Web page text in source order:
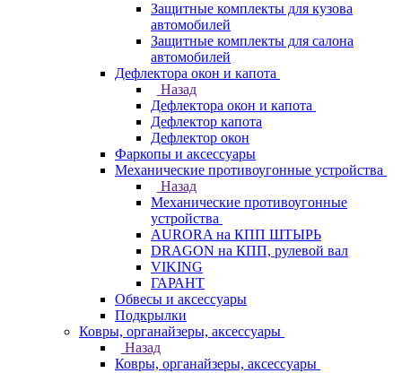
Защитные комплекты для кузова
автомобилей
Защитные комплекты для салона
автомобилей
Дефлектора окон и капота
Назад
Дефлектора окон и капота
Дефлектор капота
Дефлектор окон
Фаркопы и аксессуары
Механические противоугонные устройства
Назад
Механические противоугонные
устройства
AURORA на КПП ШТЫРЬ
DRAGON на КПП, рулевой вал
VIKING
ГАРАНТ
Обвесы и аксессуары
Подкрылки
Ковры, органайзеры, аксессуары
Назад
Ковры, органайзеры, аксессуары